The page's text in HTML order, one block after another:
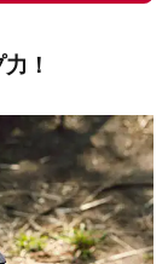
！